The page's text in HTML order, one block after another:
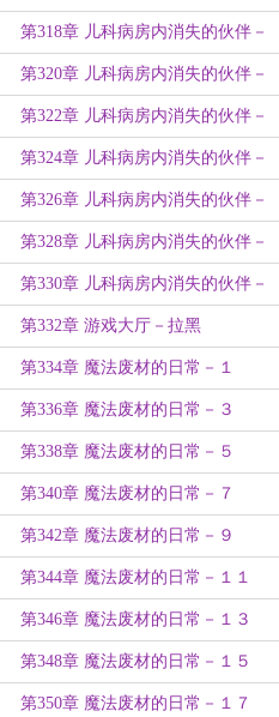
第318章 儿科病房内消失的伙伴－
１
第320章 儿科病房内消失的伙伴－
３
第322章 儿科病房内消失的伙伴－
５
第324章 儿科病房内消失的伙伴－
７
第326章 儿科病房内消失的伙伴－
９
第328章 儿科病房内消失的伙伴－
１１
第330章 儿科病房内消失的伙伴－
１３
第332章 游戏大厅－拉黑
第334章 魔法废材的日常－１
第336章 魔法废材的日常－３
第338章 魔法废材的日常－５
第340章 魔法废材的日常－７
第342章 魔法废材的日常－９
第344章 魔法废材的日常－１１
第346章 魔法废材的日常－１３
第348章 魔法废材的日常－１５
第350章 魔法废材的日常－１７